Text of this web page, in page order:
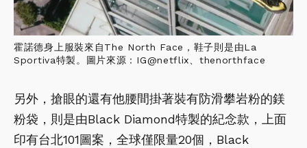
霍諾德身上服裝來自The North Face，鞋子則是由La
Sportiva特製。圖片來源：IG@netflix、thenorthface
另外，搶眼的還有他腰間掛著裝有防滑攀岩粉的鎂
粉袋，則是由Black Diamond特製的紀念款，上面
印有台北101圖案，全球僅限量20個，Black